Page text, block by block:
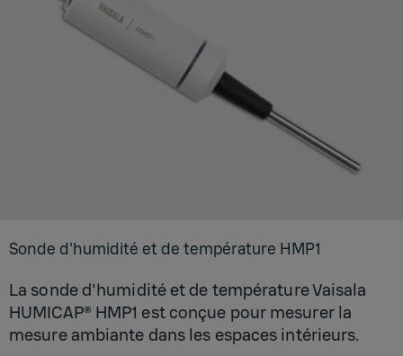
Sonde d'hu­mi­dité et de tem­pé­ra­ture HMP1
La sonde d'humidité et de température Vaisala
HUMICAP® HMP1 est conçue pour mesurer la
mesure ambiante dans les espaces intérieurs.